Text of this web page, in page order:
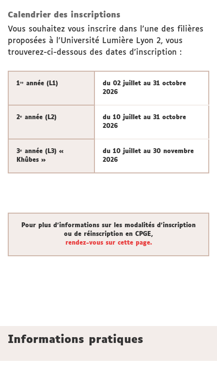
Calendrier des inscriptions
Vous souhaitez vous inscrire dans l'une des filières
proposées à l'Université Lumière Lyon 2, vous
trouverez-ci-dessous des dates d'inscription :
1ʳᵉ année (L1)
du 02 juillet au 31 octobre
2026
2ᵉ année (L2)
du 10 juillet au 31 octobre
2026
3ᵉ année (L3) «
Khûbes »
du 10 juillet au 30 novembre
2026
Pour plus d'informations sur les modalités d'inscription
ou de réinscription en CPGE,
rendez-vous sur cette page.
Informations pratiques